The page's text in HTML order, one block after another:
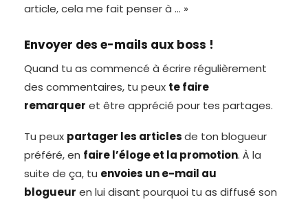
article, cela me fait penser à … »
Envoyer des e-mails aux boss !
Quand tu as commencé à écrire régulièrement
des commentaires, tu peux te faire
remarquer et être apprécié pour tes partages.
Tu peux partager les articlesde ton blogueur
préféré, en faire l’éloge et la promotion. À la
suite de ça, tu envoies un e-mail au
blogueur en lui disant pourquoi tu as diffusé son